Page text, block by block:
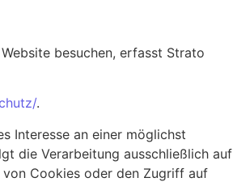
besuchen, erfasst Strato
.
Interesse an einer möglichst
die Verarbeitung ausschließlich auf
von Cookies oder den Zugriff auf